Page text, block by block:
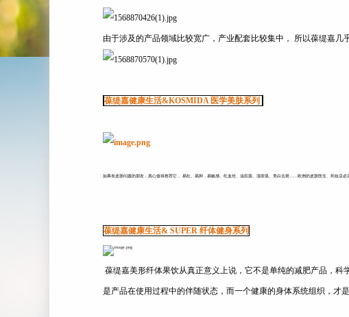
由于涉及的产品领域比较宽广，产业配套比较集中， 所以葆缇嘉几
葆缇嘉健康生活&KOSMIDA 医学美肤系列
如果有皮肤问题的朋友，真心值得推荐它， 易红、易肿，易敏感、红血丝、油痘肌、湿疹肌、美白去斑…...欧洲的皮肤医生、药妆店必
葆缇嘉健康生活& SUPER 纤体健身系列
葆缇嘉美形纤体果饮从真正意义上说，它不是单纯的减肥产品，
是产品在使用过程中的伴随状态，而一个健康的身体系统组织，才